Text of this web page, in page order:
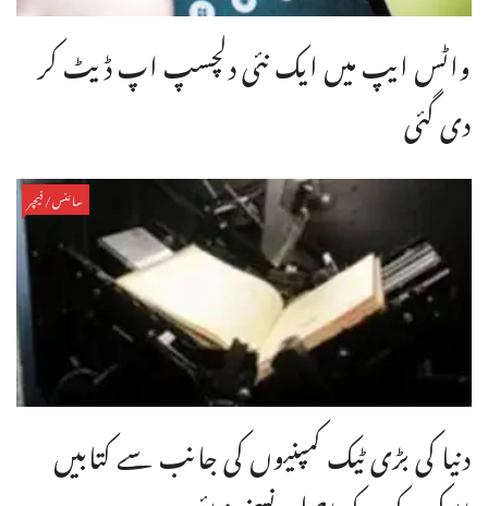
واٹس ایپ میں ایک نئی دلچسپ اپ ڈیٹ کر
دی گئی
سائنس/فیچر
دنیا کی بڑی ٹیک کمپنیوں کی جانب سے کتابیں